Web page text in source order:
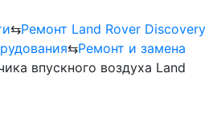
⇆Ремонт Land Rover Discovery
⇆Ремонт и замена
впускного воздуха Land